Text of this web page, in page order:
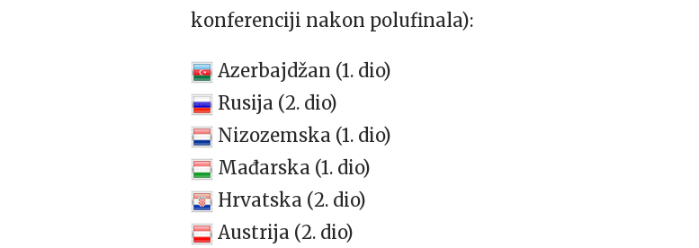
konferenciji nakon polufinala):
Azerbajdžan (1. dio)
Rusija (2. dio)
Nizozemska (1. dio)
Mađarska (1. dio)
Hrvatska (2. dio)
Austrija (2. dio)